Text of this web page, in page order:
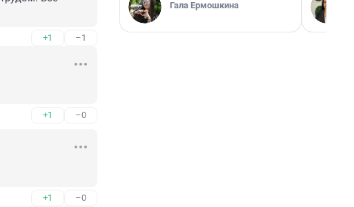
+1 –1
+1 –0
+1 –0
Гала Ермошкина